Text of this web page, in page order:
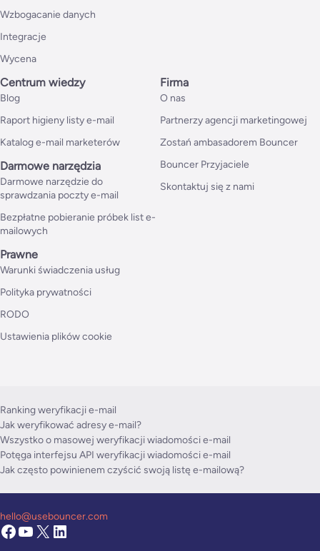
Wzbogacanie danych
Integracje
Wycena
Centrum wiedzy
Blog
Raport higieny listy e-mail
Katalog e-mail marketerów
Darmowe narzędzia
Darmowe narzędzie do
sprawdzania poczty e-mail
Bezpłatne pobieranie próbek list e-
mailowych
Firma
O nas
Partnerzy agencji marketingowej
Zostań ambasadorem Bouncer
Bouncer Przyjaciele
Skontaktuj się z nami
Prawne
Warunki świadczenia usług
Polityka prywatności
RODO
Ustawienia plików cookie
Ranking weryfikacji e-mail
Jak weryfikować adresy e-mail?
Wszystko o masowej weryfikacji wiadomości e-mail
Potęga interfejsu API weryfikacji wiadomości e-mail
Jak często powinienem czyścić swoją listę e-mailową?
hello@usebouncer.com